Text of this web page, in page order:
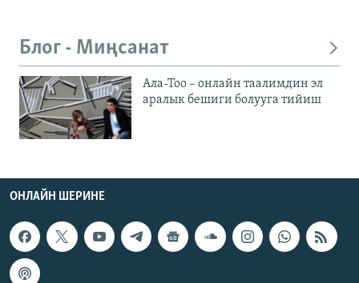
Блог - Миңсанат
Ала-Тоо – онлайн таалимдин эл
аралык бешиги болууга тийиш
ОНЛАЙН ШЕРИНЕ